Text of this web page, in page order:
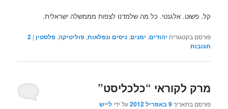
קל. פשוט. אלגנטי. כל מה שלמדנו לצפות מממשלה ישראלית.
פורסם בקטגוריה יהודים, ימנים,ניסים ונפלאות,פוליטיקה,פלסטין |
2
תגובות
מרק לקוראי “כלכליסט”
פורסם בתאריך9 באפריל 2012 על ידילייש